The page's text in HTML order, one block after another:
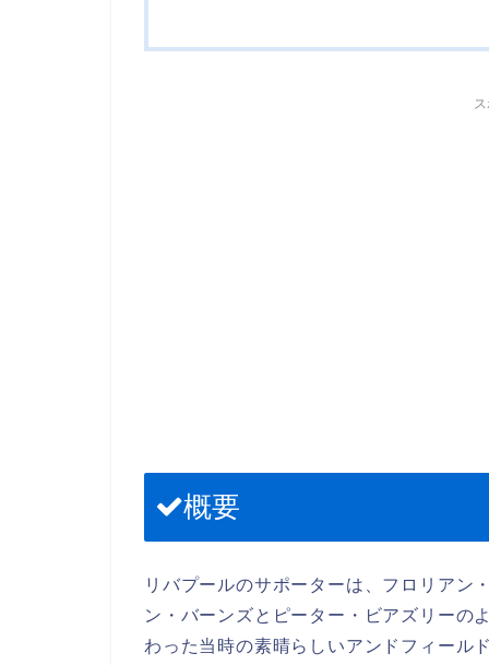
概要
リバプールのサポーターは、フロリアン
ン・バーンズとピーター・ビアズリーの
わった当時の素晴らしいアンドフィール